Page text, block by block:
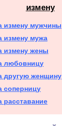
измену
измену мужчины
измену мужа
измену жены
любовницу
другую женщину
соперницу
расставание